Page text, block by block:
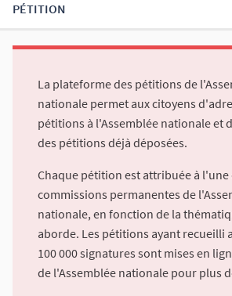
PÉTITION
La plateforme des pétitions de
nationale permet aux citoyens
pétitions à l'Assemblée nationale et
des pétitions déjà déposées.
Chaque pétition est attribuée à l'une
commissions permanentes de
nationale, en fonction de la
aborde. Les pétitions ayant recueilli
100 000 signatures sont mises en
de l'Assemblée nationale pour plus